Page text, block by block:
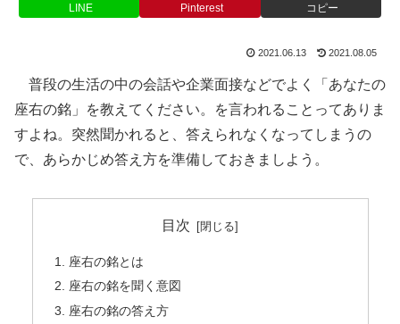
LINE Pinterest コピー
2021.06.13 2021.08.05
普段の生活の中の会話や企業面接などでよく「あなたの
座右の銘」を教えてください。を言われることってありま
すよね。突然聞かれると、答えられなくなってしまうの
で、あらかじめ答え方を準備しておきましよう。
目次
座右の銘とは
座右の銘を聞く意図
座右の銘の答え方